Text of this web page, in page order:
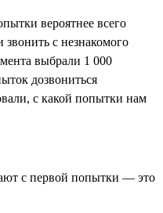
вероятнее всего
звонить с незнакомого
выбрали 1 000
дозвониться
с какой попытки нам
с первой попытки — это